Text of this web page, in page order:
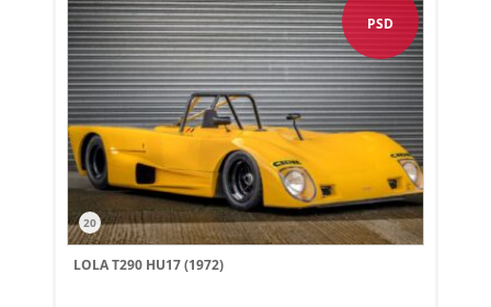
PSD
20
LOLA T290 HU17 (1972)